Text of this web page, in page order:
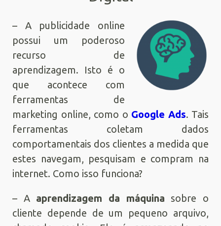
– A publicidade online
possui um poderoso
recurso de
aprendizagem. Isto é o
que acontece com
ferramentas de
marketing online, como o Google Ads. Tais
ferramentas coletam dados
comportamentais dos clientes a medida que
estes navegam, pesquisam e compram na
internet. Como isso funciona?
– A aprendizagem da máquina sobre o
cliente depende de um pequeno arquivo,